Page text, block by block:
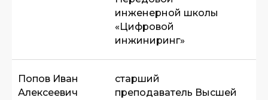
инженерной школы
«Цифровой
инжиниринг»
Попов Иван
Алексеевич
старший
преподаватель Высшей